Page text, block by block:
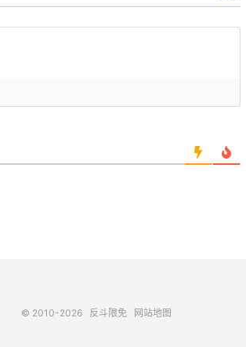
© 2010-2026 反斗限免 网站地图